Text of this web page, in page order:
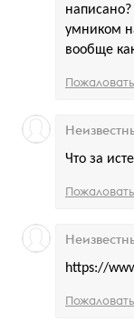
умником
вообще
Что за
https://